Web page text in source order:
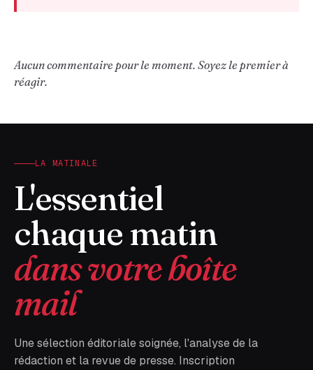
Aucun commentaire pour le moment. Soyez le premier à
réagir.
LA MATINALE
L'essentiel
chaque matin
dans votre boîte
mail
Une sélection éditoriale soignée, l'analyse de la
rédaction et la revue de presse. Inscription